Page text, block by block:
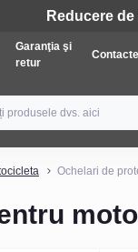
Garanţia şi
retur
Contacte
Ochelari de